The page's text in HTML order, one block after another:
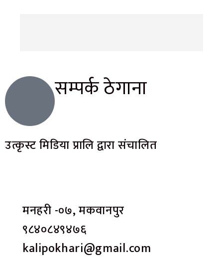
सम्पर्क ठेगाना
उत्कृस्ट मिडिया प्रालि द्वारा संचालित
मनहरी -०७, मकवानपुर
९८४०८४९४७६
kalipokhari@gmail.com